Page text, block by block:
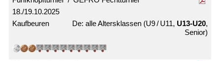
18./19.10.2025
Kaufbeuren alle Alters­klassen (U9 / U11, U13-U20,
Senior)